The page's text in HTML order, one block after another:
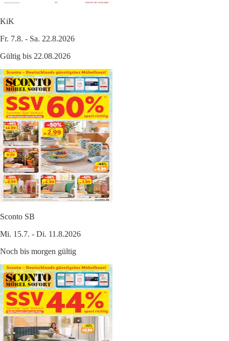
KiK
Fr. 7.8. - Sa. 22.8.2026
Gültig bis 22.08.2026
Sconto SB
Mi. 15.7. - Di. 11.8.2026
Noch bis morgen gültig